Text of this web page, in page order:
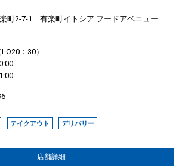
町2-7-1 有楽町イトシア フードアベニュー
：30）
テイクアウト デリバリー
店舗詳細